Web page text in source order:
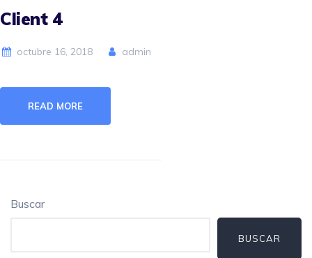
Client 4
octubre 16, 2018 admin
READ MORE
Buscar
BUSCAR